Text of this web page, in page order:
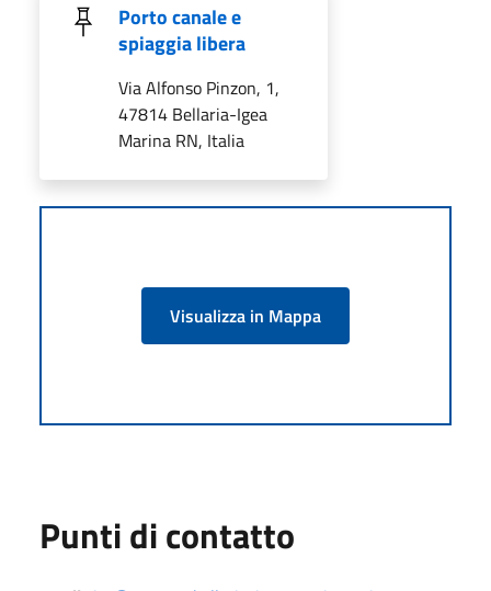
Porto canale e
spiaggia libera
Via Alfonso Pinzon, 1,
47814 Bellaria-Igea
Marina RN, Italia
Visualizza in Mappa
Punti di contatto